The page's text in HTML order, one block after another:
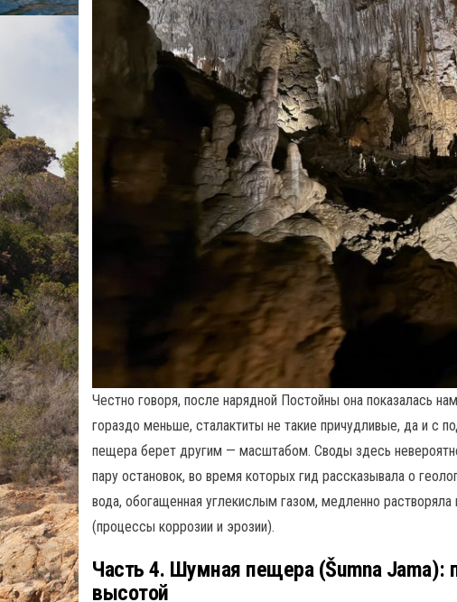
Честно говоря, после нарядной Постойны она показалась
гораздо меньше, сталактиты не такие причудливые, да и с
пещера берет другим — масштабом. Своды здесь
пару остановок, во время которых гид рассказывала о
вода, обогащенная углекислым газом, медленно
(процессы коррозии и эрозии).
Часть 4. Шумная пещера (Šumna
высотой